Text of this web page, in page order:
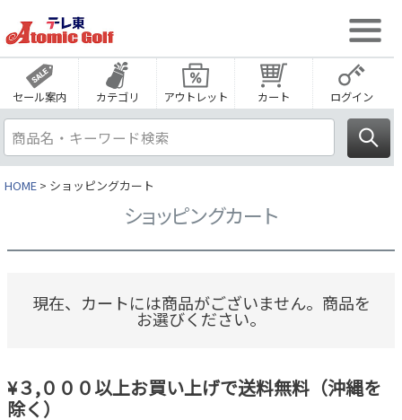
セール案内 カテゴリ アウトレット カート ログイン
HOME ショッピングカート
ショッピングカート
現在、カートには商品がございません。商品を
お選びください。
¥３,０００以上お買い上げで送料無料（沖縄を
除く）